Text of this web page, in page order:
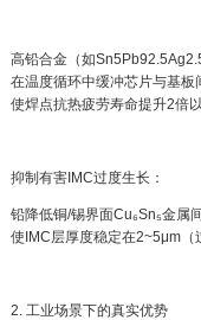
高铅合金（如
在温度循环中缓冲芯片与基板
使焊点抗热疲劳寿命提升2倍
抑制有害IMC过度生长：
铅降低铜/锡界面Cu₆Sn₅金属
使IMC层厚度稳定在2~5μm（
2. 工业场景下的真实优势